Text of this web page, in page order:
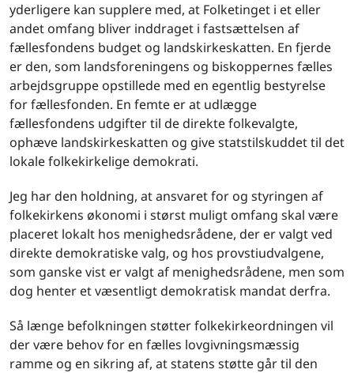
yderligere kan supplere med, at Folketinget i et eller
andet omfang bliver inddraget i fastsættelsen af
fællesfondens budget og landskirkeskatten. En fjerde
er den, som landsforeningens og biskoppernes fælles
arbejdsgruppe opstillede med en egentlig bestyrelse
for fællesfonden. En femte er at udlægge
fællesfondens udgifter til de direkte folkevalgte,
ophæve landskirkeskatten og give statstilskuddet til det
lokale folkekirkelige demokrati.
Jeg har den holdning, at ansvaret for og styringen af
folkekirkens økonomi i størst muligt omfang skal være
placeret lokalt hos menighedsrådene, der er valgt ved
direkte demokratiske valg, og hos provstiudvalgene,
som ganske vist er valgt af menighedsrådene, men som
dog henter et væsentligt demokratisk mandat derfra.
Så længe befolkningen støtter folkekirkeordningen vil
der være behov for en fælles lovgivningsmæssig
ramme og en sikring af, at statens støtte går til den